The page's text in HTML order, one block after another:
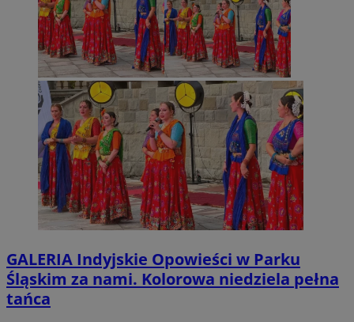
GALERIA Indyjskie Opowieści w Parku
Śląskim za nami. Kolorowa niedziela pełna
tańca